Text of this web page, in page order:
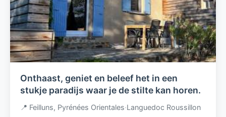
Onthaast, geniet en beleef het in een
stukje paradijs waar je de stilte kan horen.
📍 Feilluns, Pyrénées Orientales·Languedoc Roussillon